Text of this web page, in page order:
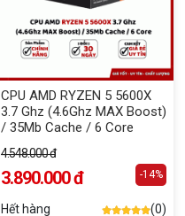
CPU AMD RYZEN 5 5600X
3.7 Ghz (4.6Ghz MAX Boost)
/ 35Mb Cache / 6 Core
4.548.000 đ
3.890.000 đ -14%
Hết hàng (0)